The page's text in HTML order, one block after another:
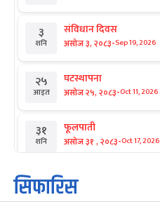
३
शनि
संविधान दिवस
असोज ३, २०८३-Sep 19, 2026
२५
आइत
घटस्थापना
असोज २५, २०८३-Oct 11, 2026
३१
शनि
फूलपाती
असोज ३१ , २०८३-Oct 17, 2026
१
आइत
कार्तिक सङ्क्रान्ति
कार्तिक १, २०८३
सिफारिस